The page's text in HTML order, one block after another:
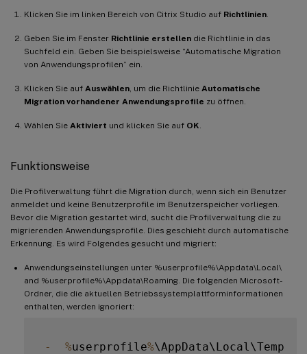
Klicken Sie im linken Bereich von Citrix Studio auf Richtlinien
Geben Sie im Fenster Richtlinie erstellen die Richtlinie in das
Suchfeld ein. Geben Sie beispielsweise “Automatische Migration
von Anwendungsprofilen” ein.
Klicken Sie auf Auswählen , um die Richtlinie Automatische
Migration vorhandener Anwendungsprofile zu öffnen.
Wählen Sie Aktiviert und klicken Sie auf OK
Funktionsweise
Die Profilverwaltung führt die Migration durch, wenn sich ein Benutzer
anmeldet und keine Benutzerprofile im Benutzerspeicher vorliegen.
Bevor die Migration gestartet wird, sucht die Profilverwaltung die zu
migrierenden Anwendungsprofile. Dies geschieht durch automatische
Erkennung. Es wird Folgendes gesucht und migriert:
Anwendungseinstellungen unter %userprofile%\Appdata\Local\
and %userprofile%\Appdata\Roaming. Die folgenden Microsoft-
Ordner, die die aktuellen Betriebssystemplattforminformationen
enthalten, werden ignoriert:
- %userprofile%\AppData\Local\Temp